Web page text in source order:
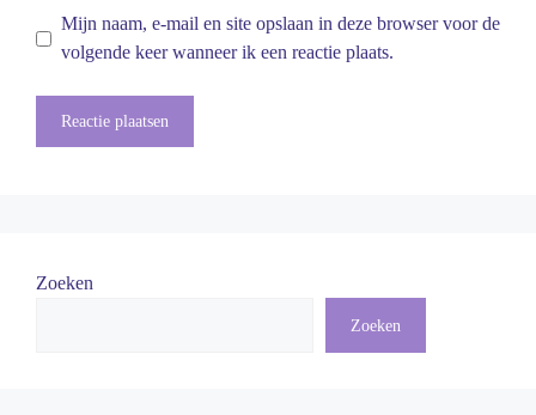
Mijn naam, e-mail en site opslaan in deze browser voor de
volgende keer wanneer ik een reactie plaats.
Zoeken
Zoeken